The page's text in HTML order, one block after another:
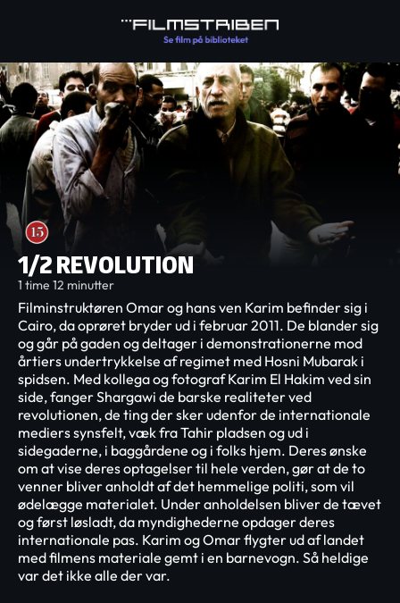
1/2 REVOLUTION
1 time 12 minutter
Filminstruktøren Omar og hans ven Karim befinder sig i
Cairo, da oprøret bryder ud i februar 2011. De blander sig
og går på gaden og deltager i demonstrationerne mod
årtiers undertrykkelse af regimet med Hosni Mubarak i
spidsen. Med kollega og fotograf Karim El Hakim ved sin
side, fanger Shargawi de barske realiteter ved
revolutionen, de ting der sker udenfor de internationale
mediers synsfelt, væk fra Tahir pladsen og ud i
sidegaderne, i baggårdene og i folks hjem. Deres ønske
om at vise deres optagelser til hele verden, gør at de to
venner bliver anholdt af det hemmelige politi, som vil
ødelægge materialet. Under anholdelsen bliver de tævet
og først løsladt, da myndighederne opdager deres
internationale pas. Karim og Omar flygter ud af landet
med filmens materiale gemt i en barnevogn. Så heldige
var det ikke alle der var.